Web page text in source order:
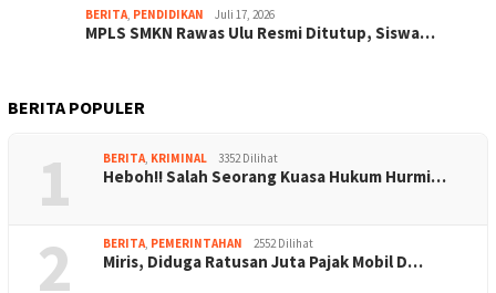
BERITA PENDIDIKAN Juli 17, 2026
MPLS SMKN Rawas Ulu Resmi Ditutup, Siswa…
BERITA POPULER
1 BERITA KRIMINAL 3352 Dilihat
Heboh!! Salah Seorang Kuasa Hukum Hurmi…
2 BERITA PEMERINTAHAN 2552 Dilihat
Miris, Diduga Ratusan Juta Pajak Mobil D…